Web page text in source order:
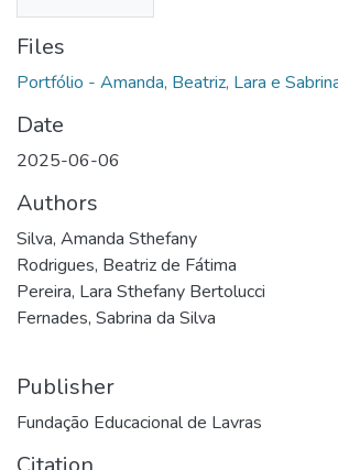
Files
Portfólio - Amanda, Beatriz, Lara e
Date
2025-06-06
Authors
Silva, Amanda Sthefany
Rodrigues, Beatriz de Fátima
Pereira, Lara Sthefany Bertolucci
Fernades, Sabrina da Silva
Publisher
Fundação Educacional de Lavras